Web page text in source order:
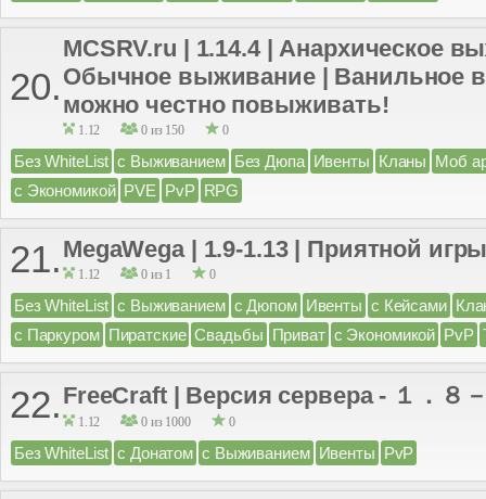
20.
MCSRV.ru | 1.14.4 | Анархическое
Обычное выживание | Ванильное
можно честно повыживать!
1.12 0 из 150 0
Без WhiteList с Выживанием Без Дюпа Ивенты Кланы Моб
с Экономикой PVE PvP RPG
21. MegaWega | 1.9-1.13 | Приятной
1.12 0 из 1 0
Без WhiteList с Выживанием с Дюпом Ивенты с Кейсами
с Паркуром Пиратские Свадьбы Приват с Экономикой PvP
22. FreeCraft | Версия сервера - １．８
1.12 0 из 1000 0
Без WhiteList с Донатом с Выживанием Ивенты PvP